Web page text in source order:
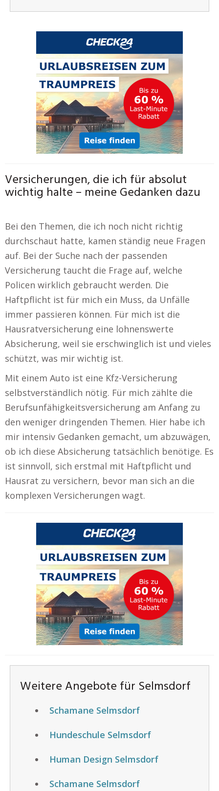
Versicherungen, die ich für absolut
wichtig halte – meine Gedanken dazu
Bei den Themen, die ich noch nicht richtig
durchschaut hatte, kamen ständig neue Fragen
auf. Bei der Suche nach der passenden
Versicherung taucht die Frage auf, welche
Policen wirklich gebraucht werden. Die
Haftpflicht ist für mich ein Muss, da Unfälle
immer passieren können. Für mich ist die
Hausratversicherung eine lohnenswerte
Absicherung, weil sie erschwinglich ist und vieles
schützt, was mir wichtig ist.
Mit einem Auto ist eine Kfz-Versicherung
selbstverständlich nötig. Für mich zählte die
Berufsunfähigkeitsversicherung am Anfang zu
den weniger dringenden Themen. Hier habe ich
mir intensiv Gedanken gemacht, um abzuwägen,
ob ich diese Absicherung tatsächlich benötige. Es
ist sinnvoll, sich erstmal mit Haftpflicht und
Hausrat zu versichern, bevor man sich an die
komplexen Versicherungen wagt.
Weitere Angebote für Selmsdorf
Schamane Selmsdorf
Hundeschule Selmsdorf
Human Design Selmsdorf
Schamane Selmsdorf